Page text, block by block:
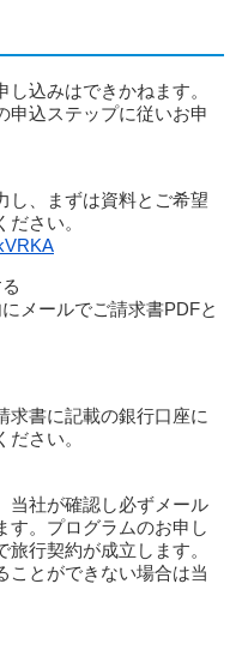
込みはできかねます。
申込ステップに従いお申
し、まずは資料とご希望
さい。
メールでご請求書PDFと
求書に記載の銀行口座に
さい。
当社が確認し必ずメール
す。プログラムのお申し
行契約が成立します。
ことができない場合は当